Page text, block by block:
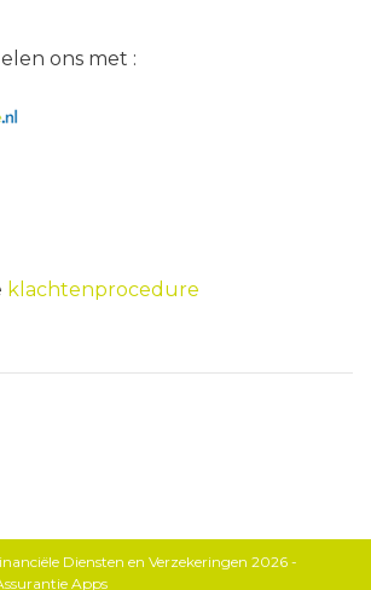
ons met :
klachtenprocedure
Diensten en Verzekeringen 2026 -
Apps